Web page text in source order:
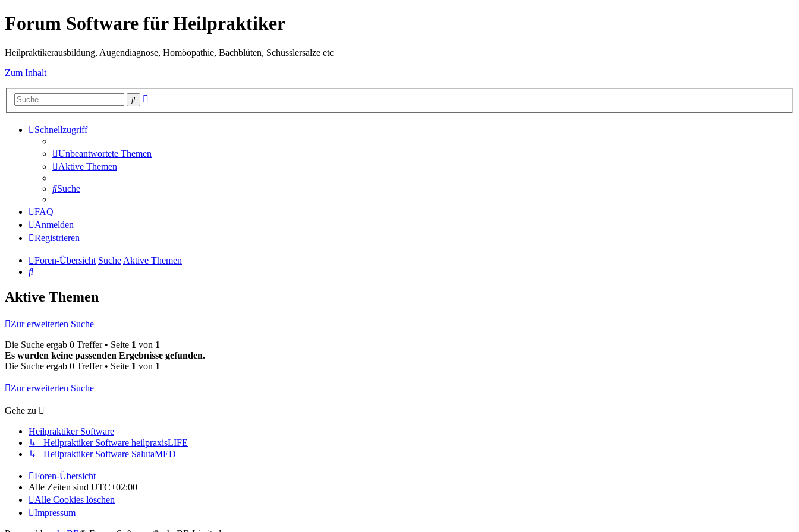
Forum Software für Heilpraktiker
Heilpraktikerausbildung, Augendiagnose, Homöopathie, Bachblüten, Schüsslersalze etc
Zum Inhalt
Suche
Schnellzugriff
Unbeantwortete Themen
Aktive Themen
Suche
FAQ
Anmelden
Registrieren
Foren-Übersicht SucheAktive Themen
Suche
Aktive Themen
Zur erweiterten Suche
Die Suche ergab 0 Treffer • Seite 1 von 1
Es wurden keine passenden Ergebnisse gefunden.
Die Suche ergab 0 Treffer • Seite 1 von 1
Zur erweiterten Suche
Gehe zu
Heilpraktiker Software
↳ Heilpraktiker Software heilpraxisLIFE
↳ Heilpraktiker Software SalutaMED
Foren-Übersicht
Alle Zeiten sind UTC+02:00
Alle Cookies löschen
Impressum